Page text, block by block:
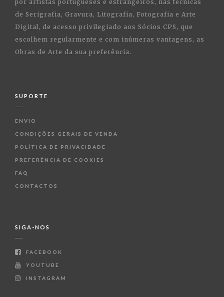
por artistas portugueses e estrangeiros, nas técnicas
de Serigrafia, Gravura, Litografia, Fotografia e Arte
Digital, de acesso privilegiado aos Sócios CPS, que
escolhem regularmente e com inúmeras vantagens, as
Obras de Arte da sua preferência.
SUPORTE
ENVIO
CONDIÇÕES GERAIS DE VENDA
POLÍTICA DE PRIVACIDADE
PREFERÊNCIA DE COOKIES
FAQ
CONTACTOS
SIGA-NOS
FACEBOOK
YOUTUBE
INSTAGRAM